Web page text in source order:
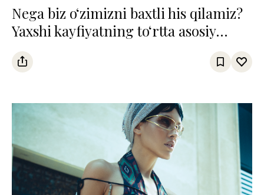
Nega biz o‘zimizni baxtli his qilamiz?
Yaxshi kayfiyatning to‘rtta asosiy
“molekulasi” qanday ishlaydi